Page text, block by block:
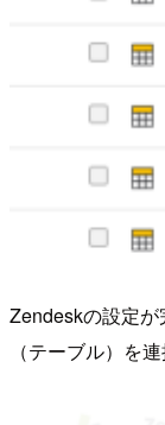
Zendeskの設定
（テーブル）を